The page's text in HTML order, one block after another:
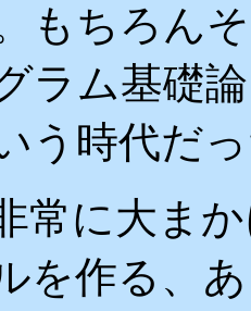
もちろん
ラム基礎
う時代だ
常に大ま
を作る、